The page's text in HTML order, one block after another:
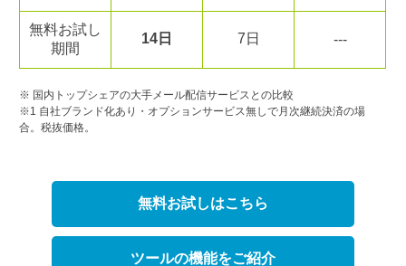
無料お試し
期間
14日 7日 ---
※ 国内トップシェアの大手メール配信サービスとの比較
※1 自社ブランド化あり・オプションサービス無しで月次継続決済の場
合。税抜価格。
無料お試しはこちら
ツールの機能をご紹介